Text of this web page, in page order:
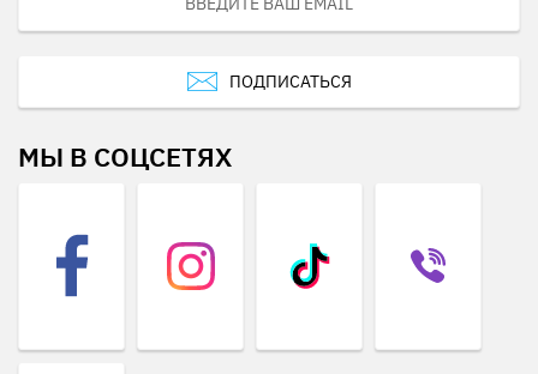
ПОДПИСАТЬСЯ
МЫ В СОЦСЕТЯХ